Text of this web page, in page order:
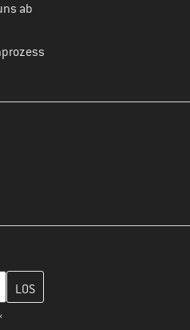
ab
ein und erstelle im nächsten